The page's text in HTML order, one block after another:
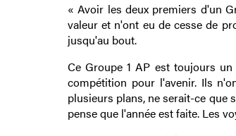
« Avoir les deux premiers d'un
valeur et n'ont eu de cesse de
jusqu'au bout.
Ce Groupe 1 AP est toujours
compétition pour l'avenir. Ils
plusieurs plans, ne serait-ce que
pense que l'année est faite. Les